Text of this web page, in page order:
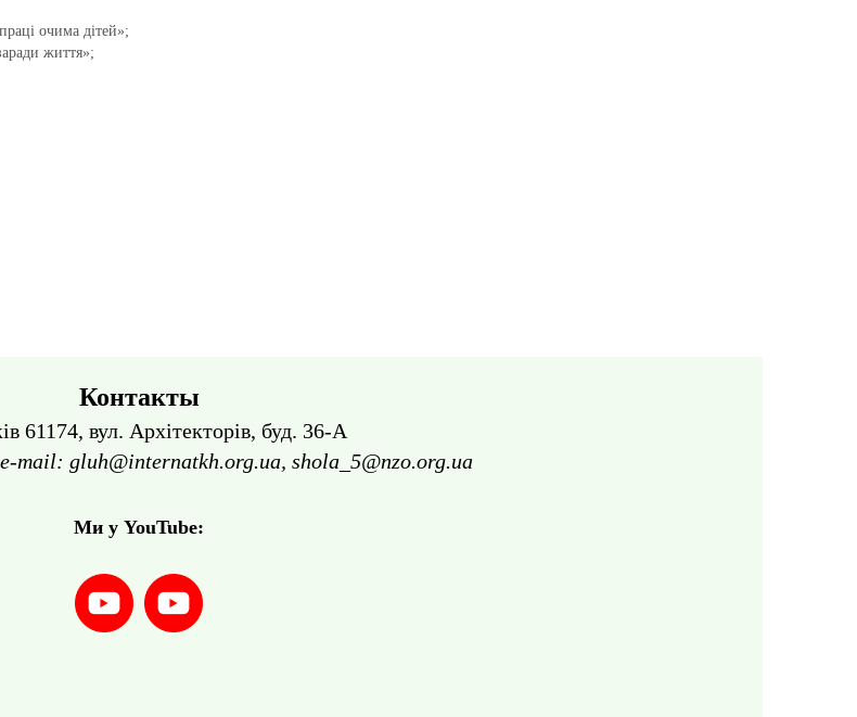
очима дітей»;
життя»;
Контакты
61174, вул. Архітекторів, буд. 36-А
mail: gluh@internatkh.org.ua, shola_5@nzo.org.ua
Ми у YouTube: